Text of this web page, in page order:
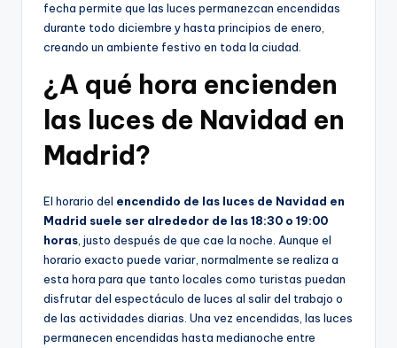
fecha permite que las luces permanezcan encendidas
durante todo diciembre y hasta principios de enero,
creando un ambiente festivo en toda la ciudad.
¿A qué hora encienden
las luces de Navidad en
Madrid?
El horario del encendido de las luces de Navidad en
Madrid suele ser alrededor de las 18:30 o 19:00
horas , justo después de que cae la noche. Aunque el
horario exacto puede variar, normalmente se realiza a
esta hora para que tanto locales como turistas puedan
disfrutar del espectáculo de luces al salir del trabajo o
de las actividades diarias. Una vez encendidas, las luces
permanecen encendidas hasta medianoche entre